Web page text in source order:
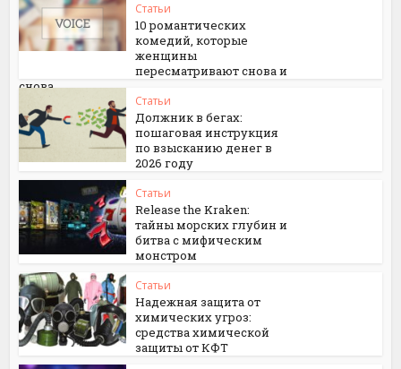
Статьи
10 романтических
комедий, которые
женщины
пересматривают снова и
снова
Статьи
Должник в бегах:
пошаговая инструкция
по взысканию денег в
2026 году
Статьи
Release the Kraken:
тайны морских глубин и
битва с мифическим
монстром
Статьи
Надежная защита от
химических угроз:
средства химической
защиты от КФТ